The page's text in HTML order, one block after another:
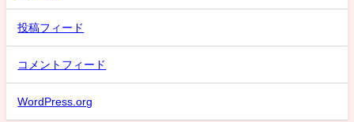
投稿フィード
コメントフィード
WordPress.org